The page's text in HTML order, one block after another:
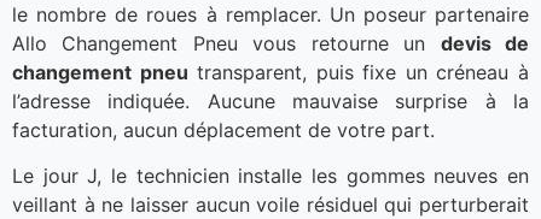
le nombre de roues à remplacer. Un poseur partenaire
Allo Changement Pneu vous retourne un devis de
changement pneu transparent, puis fixe un créneau à
l’adresse indiquée. Aucune mauvaise surprise à la
facturation, aucun déplacement de votre part.
Le jour J, le technicien installe les gommes neuves en
veillant à ne laisser aucun voile résiduel qui perturberait